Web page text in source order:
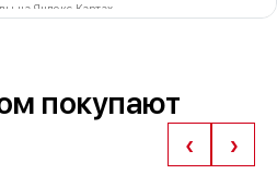
на Яндекс Картах
покупают
‹ ›